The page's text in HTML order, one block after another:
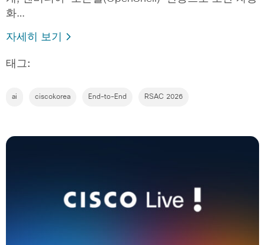
화…
자세히 보기
태그:
ai ciscokorea End-to-End RSAC 2026